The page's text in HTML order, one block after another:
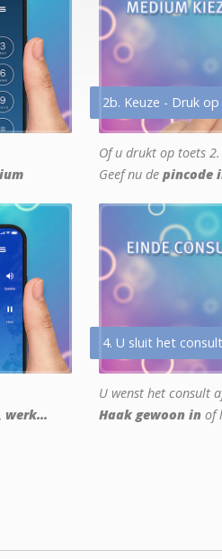
2b. Keuze - Druk
Of u drukt op toets 2.
Geef nu de pincode
4. U sluit het
U wenst het consult
Haak gewoon in of